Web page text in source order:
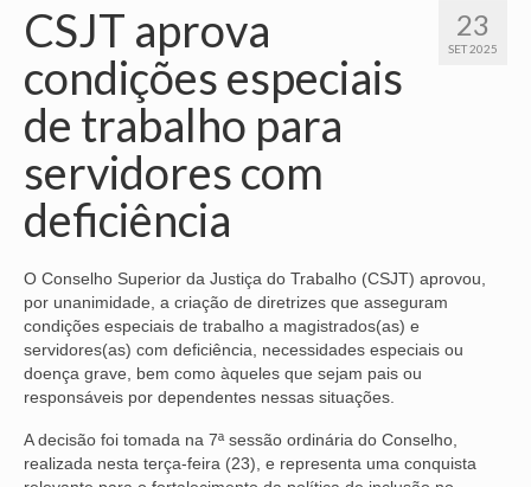
DIRETORIA EXECUTIVA
ESTATUTO
ATAS
LOCALIZAÇÃO
QUEM SOMOS
NOSSA HISTÓRIA
SUBSEDES
ARAÇATUBA
PRESIDENTE PRUDENTE
23
SET 2025
CSJT aprova
condições especiais
de trabalho para
servidores com
deficiência
O Conselho Superior da Justiça do Trabalho (CSJT) aprovou,
por unanimidade, a criação de diretrizes que asseguram
condições especiais de trabalho a magistrados(as) e
servidores(as) com deficiência, necessidades especiais ou
doença grave, bem como àqueles que sejam pais ou
responsáveis por dependentes nessas situações.
A decisão foi tomada na 7ª sessão ordinária do Conselho,
realizada nesta terça-feira (23), e representa uma conquista